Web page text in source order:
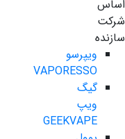
اساس
شرکت
سازنده
ویپرسو
VAPORESSO
گیگ
ویپ
GEEKVAPE